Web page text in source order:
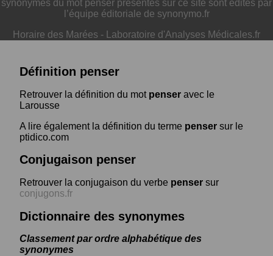
synonymes du mot penser présentés sur ce site sont édités par
l’équipe éditoriale de synonymo.fr
Horaire des Marées - Laboratoire d'Analyses Médicales.fr
Définition penser
Retrouver la définition du mot penser avec le
Larousse
A lire également la définition du terme penser sur le
ptidico.com
Conjugaison penser
Retrouver la conjugaison du verbe penser sur
conjugons.fr
Dictionnaire des synonymes
Classement par ordre alphabétique des
synonymes